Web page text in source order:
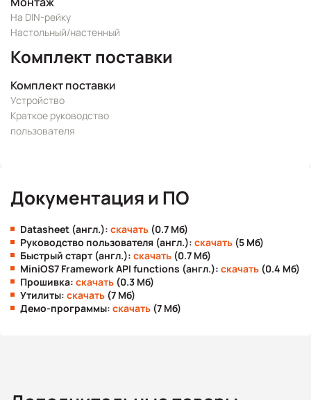
На DIN-рейку
Настольный/настенный
Комплект поставки
Комплект поставки
Устройство
Краткое руководство
пользователя
Документация и ПО
Datasheet (англ.): скачать (0.7 Мб)
Руководство пользователя (англ.): скачать (5 Мб)
Быстрый старт (англ.): скачать (0.7 Мб)
MiniOS7 Framework API functions (англ.): скачать (0.4 Мб)
Прошивка: скачать (0.3 Мб)
Утилиты: скачать (7 Мб)
Демо-программы: скачать (7 Мб)